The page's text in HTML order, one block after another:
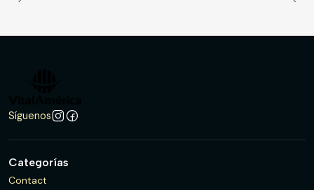
Síguenos
Categorías
Contact